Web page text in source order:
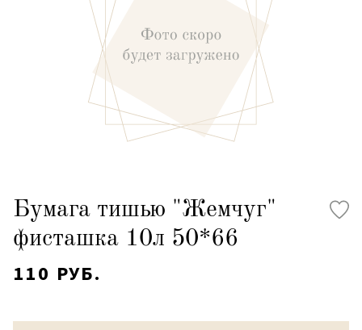
Бумага тишью "Жемчуг"
фисташка 10л 50*66
110 РУБ.